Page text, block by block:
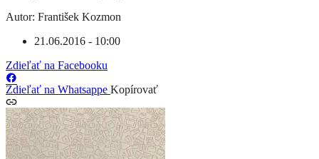
Autor: František Kozmon
21.06.2016 - 10:00
Zdieľať na Facebooku
Zdieľať na Whatsappe Kopírovať